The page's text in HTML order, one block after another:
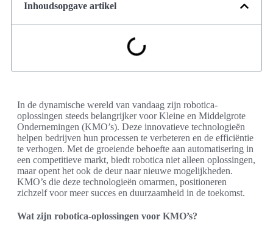
Inhoudsopgave artikel
In de dynamische wereld van vandaag zijn robotica-
oplossingen steeds belangrijker voor Kleine en Middelgrote
Ondernemingen (KMO’s). Deze innovatieve technologieën
helpen bedrijven hun processen te verbeteren en de efficiëntie
te verhogen. Met de groeiende behoefte aan automatisering in
een competitieve markt, biedt robotica niet alleen oplossingen,
maar opent het ook de deur naar nieuwe mogelijkheden.
KMO’s die deze technologieën omarmen, positioneren
zichzelf voor meer succes en duurzaamheid in de toekomst.
Wat zijn robotica-oplossingen voor KMO’s?